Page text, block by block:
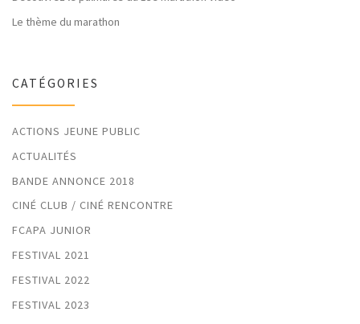
Le thème du marathon
CATÉGORIES
ACTIONS JEUNE PUBLIC
ACTUALITÉS
BANDE ANNONCE 2018
CINÉ CLUB / CINÉ RENCONTRE
FCAPA JUNIOR
FESTIVAL 2021
FESTIVAL 2022
FESTIVAL 2023